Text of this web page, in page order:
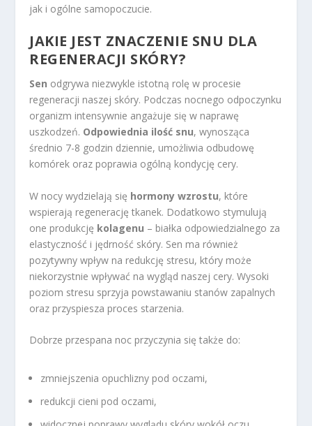
jak i ogólne samopoczucie.
JAKIE JEST ZNACZENIE SNU DLA
REGENERACJI SKÓRY?
Sen odgrywa niezwykle istotną rolę w procesie
regeneracji naszej skóry. Podczas nocnego odpoczynku
organizm intensywnie angażuje się w naprawę
uszkodzeń. Odpowiednia ilość snu, wynosząca
średnio 7-8 godzin dziennie, umożliwia odbudowę
komórek oraz poprawia ogólną kondycję cery.
W nocy wydzielają się hormony wzrostu, które
wspierają regenerację tkanek. Dodatkowo stymulują
one produkcję kolagenu – białka odpowiedzialnego za
elastyczność i jędrność skóry. Sen ma również
pozytywny wpływ na redukcję stresu, który może
niekorzystnie wpływać na wygląd naszej cery. Wysoki
poziom stresu sprzyja powstawaniu stanów zapalnych
oraz przyspiesza proces starzenia.
Dobrze przespana noc przyczynia się także do:
zmniejszenia opuchlizny pod oczami,
redukcji cieni pod oczami,